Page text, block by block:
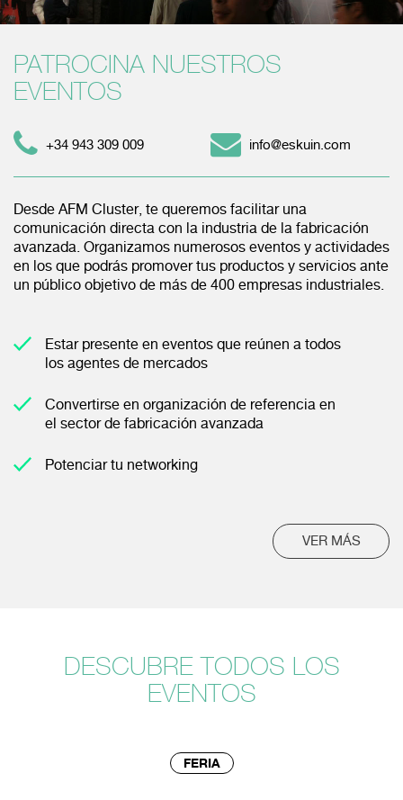
PATROCINA NUESTROS
EVENTOS
+34 943 309 009 info@eskuin.com
Desde AFM Cluster, te queremos facilitar una
comunicación directa con la industria de la fabricación
avanzada. Organizamos numerosos eventos y actividades
en los que podrás promover tus productos y servicios ante
un público objetivo de más de 400 empresas industriales.
Estar presente en eventos que reúnen a todos
los agentes de mercados
Convertirse en organización de referencia en
el sector de fabricación avanzada
Potenciar tu networking
VER MÁS
DESCUBRE TODOS LOS
EVENTOS
FERIA